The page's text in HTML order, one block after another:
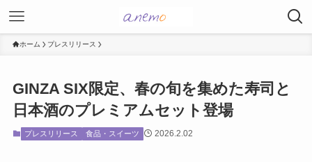
ホーム プレスリリース
GINZA SIX限定、春の旬を集めた寿司と
日本酒のプレミアムセット登場
プレスリリース 食品・スイーツ 2026.2.02